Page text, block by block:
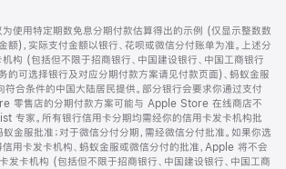
为使用特定期数免息分期付款估算得出的示例 (仅显示整数数
额)，实际支付金额以银行、花呗或微信分付账单为准。上述分
构 (包括但不限于招商银行、中国建设银行、中国工商银行
的可选择银行及对应分期付款方案请见付款页面)、蚂蚁金服
合条件的中国大陆居民提供。部分银行会要求你通过支付
零售店的分期付款方案可能与 Apple Store 在线商店不
专家。所有银行信用卡分期均需经你的信用卡发卡机构批
蚁金服批准；对于微信分付分期，需经微信分付批准。如果你选
用卡发卡机构、蚂蚁金服或微信分付的批准，Apple 将不会
发卡机构 (包括但不限于招商银行、中国建设银行、中国工商